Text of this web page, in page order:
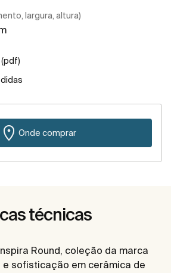
largura, altura)
Onde comprar
técnicas
Round, coleção da marca
e sofisticação em cerâmica de